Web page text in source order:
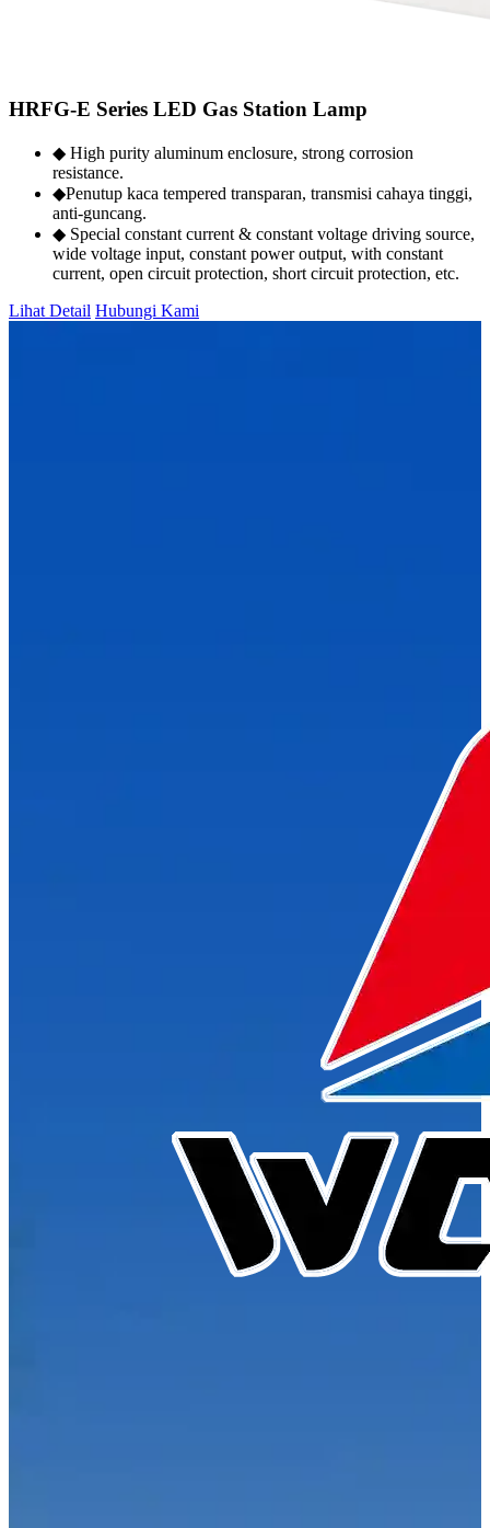
HRFG-E Series LED Gas Station Lamp
◆ High purity aluminum enclosure, strong corrosion
resistance.
◆Penutup kaca tempered transparan, transmisi cahaya tinggi,
anti-guncang.
◆ Special constant current & constant voltage driving source,
wide voltage input, constant power output, with constant
current, open circuit protection, short circuit protection, etc.
Lihat Detail Hubungi Kami